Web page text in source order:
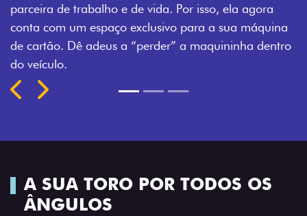
dentro
veículo também à distância, e não mais
fechadura. São detalhes como esse que
mais fluidez para o seu dia de trabalho.
A SUA TORO POR TODOS OS
ÂNGULOS